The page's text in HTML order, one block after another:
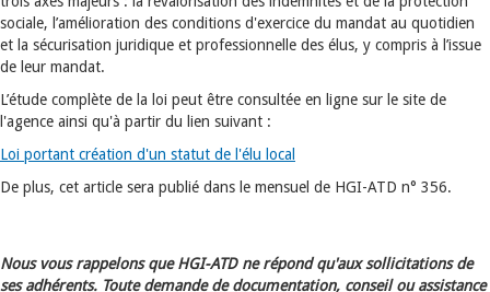
sociale, l’amélioration des conditions d'exercice du mandat au quotidien
et la sécurisation juridique et professionnelle des élus, y compris à l’issue
de leur mandat.
L’étude complète de la loi peut être consultée en ligne sur le site de
l'agence ainsi qu'à partir du lien suivant :
Loi portant création d'un statut de l'élu local
De plus, cet article sera publié dans le mensuel de HGI-ATD n° 356.
Nous vous rappelons que HGI-ATD ne répond qu'aux sollicitations de
ses adhérents. Toute demande de documentation, conseil ou assistance